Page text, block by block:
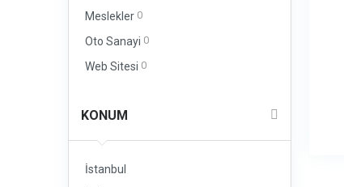
Meslekler 0
Oto Sanayi 0
Web Sitesi 0
KONUM
İstanbul